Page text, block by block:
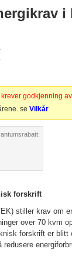
godkjenning
se Vilkår
forskrift
stiller krav om
over 70 kvm
forskrift er
redusere